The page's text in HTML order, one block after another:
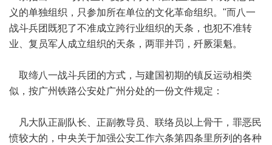
义的单独组织，只参加所在单位的文化革命组织。"而八一
战斗兵团既犯了不准成立跨行业组织的天条，也犯不准转
业、复员军人成立组织的天条，两罪并罚，歼厥渠魁。
取缔八一战斗兵团的方式，与建国初期的镇反运动相类
似，按广州铁路公安处广州分处的一份文件规定：
凡大队正副队长、正副教导员、联络员以上骨干，罪恶民
愤较大的，中央关于加强公安工作六条第四条里所列的各种